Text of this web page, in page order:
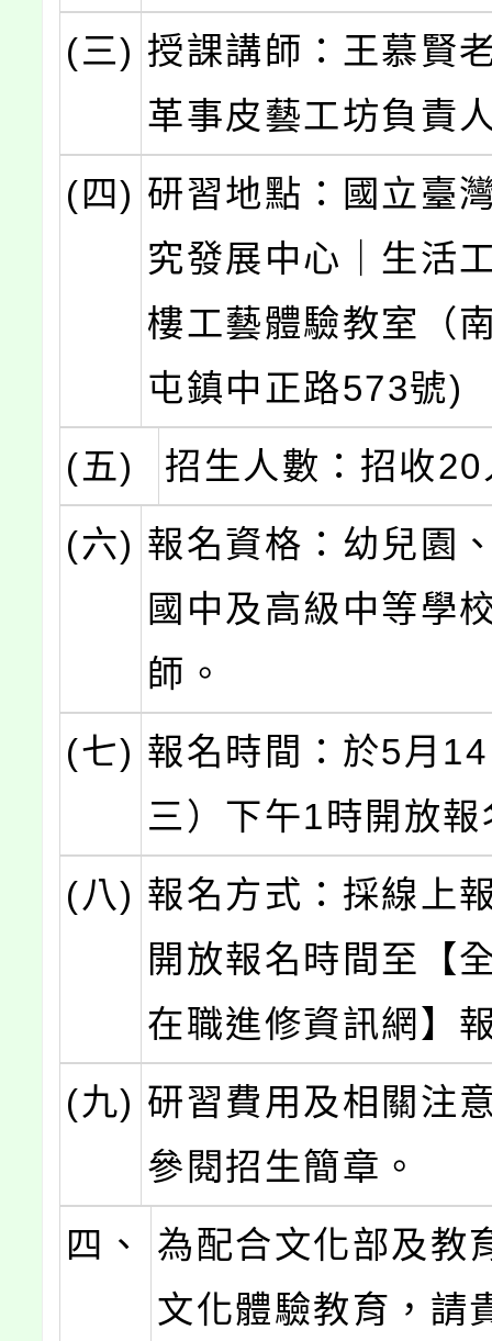
(三) 授課講師：王慕賢
革事皮藝工坊負責
(四) 研習地點：國立臺
究發展中心｜生活
樓工藝體驗教室（
屯鎮中正路573號)
(五)
招生人數：招收
(六) 報名資格：幼兒園
國中及高級中等學
師。
(七) 報名時間：於5月
三）下午1時開放報
(八) 報名方式：採線上
開放報名時間至【
在職進修資訊網】
(九) 研習費用及相關注
參閱招生簡章。
四、
為配合文化部及教
文化體驗教育，請